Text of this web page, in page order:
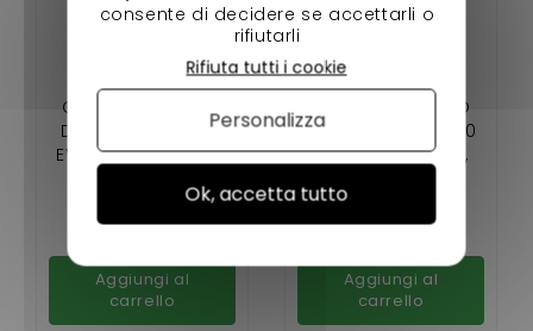
CERNIERA COFANO
DESTRO AIXAM 400
EVO , 400.4 , 500.4 ,
Y,ROADLINE,CROSSLIN
E,CITY,GTO,CROSSOV
Disponibile
Aggiungi al
carrello
CERNIERA COFANO
SINISTRO AIXAM 400
EVO, 400.4, 500.4,
SCOUTY, ROADLINE,
CROSSLINE, CITY,
GTO, CROSSOVER
Disponibile
Aggiungi al
carrello
consente di decidere se accettarli o
rifiutarli
Ok, accetta tutto
Rifiuta tutti i cookie
Personalizza